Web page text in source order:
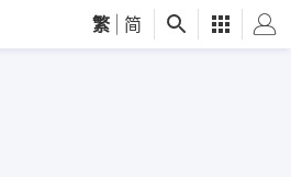
繁 简